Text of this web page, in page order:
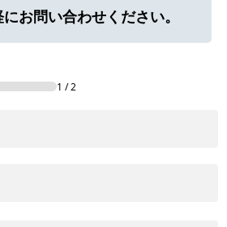
お問い合わせください。
1 /2